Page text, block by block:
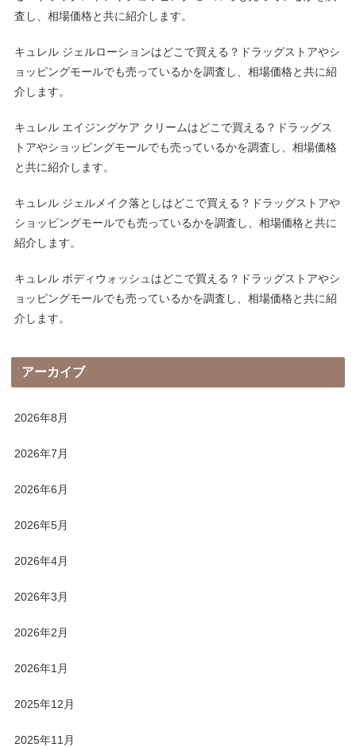
査し、相場価格と共に紹介します。
キュレル ジェルローションはどこで買える？ドラッグストアやシ
ョッピングモールでも売っているかを調査し、相場価格と共に紹
介します。
キュレル エイジングケア クリームはどこで買える？ドラッグス
トアやショッピングモールでも売っているかを調査し、相場価格
と共に紹介します。
キュレル ジェルメイク落としはどこで買える？ドラッグストアや
ショッピングモールでも売っているかを調査し、相場価格と共に
紹介します。
キュレル ボディウォッシュはどこで買える？ドラッグストアやシ
ョッピングモールでも売っているかを調査し、相場価格と共に紹
介します。
アーカイブ
2026年8月
2026年7月
2026年6月
2026年5月
2026年4月
2026年3月
2026年2月
2026年1月
2025年12月
2025年11月